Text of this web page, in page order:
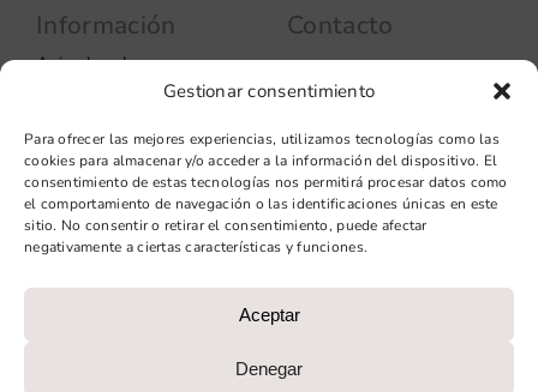
Gestionar consentimiento
Para ofrecer las mejores experiencias, utilizamos tecnologías como las
cookies para almacenar y/o acceder a la información del dispositivo. El
consentimiento de estas tecnologías nos permitirá procesar datos como
el comportamiento de navegación o las identificaciones únicas en este
sitio. No consentir o retirar el consentimiento, puede afectar
negativamente a ciertas características y funciones.
Aceptar
Denegar
Información
Aviso legal
Política de privacidad
cookies
Condiciones de venta
Condiciones generales de
contratación
Diseño web: qualitystudio
Contacto
08037 – Barcelona
+34 93 706 51 69
hello@vinilook.net
NEXT GENERATION (EU) DEL MECANISMO DE
RECUPERACIÓN Y RESILIENCIA